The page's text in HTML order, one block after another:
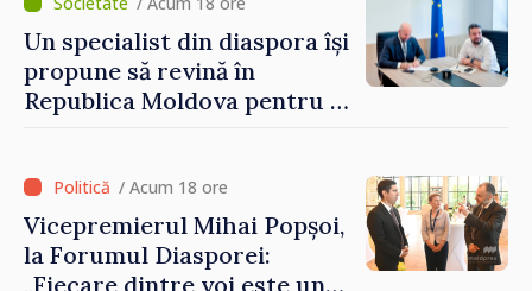
Un specialist din diaspora își
propune să revină în
Republica Moldova pentru a
/ Acum 18 ore
Vicepremierul Mihai Popșoi,
la Forumul Diasporei:
„Fiecare dintre voi este un